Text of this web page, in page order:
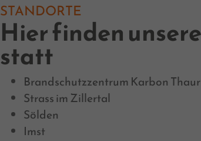
STANDORTE
Hier finden
statt
Brandschutzzentrum Karbon Thaur
Strass im Zillertal
Sölden
Imst